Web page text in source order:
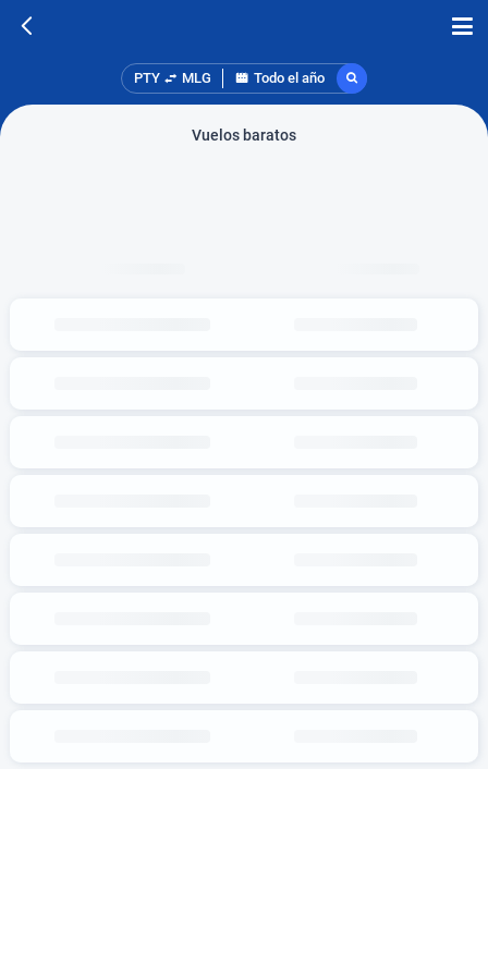
PTY MLG Todo el año
Vuelos baratos